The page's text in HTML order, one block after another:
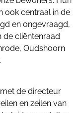
ook centraal in de
en ongevraagd,
de cliëntenraad
Oudshoorn
de directeur
en zeilen van